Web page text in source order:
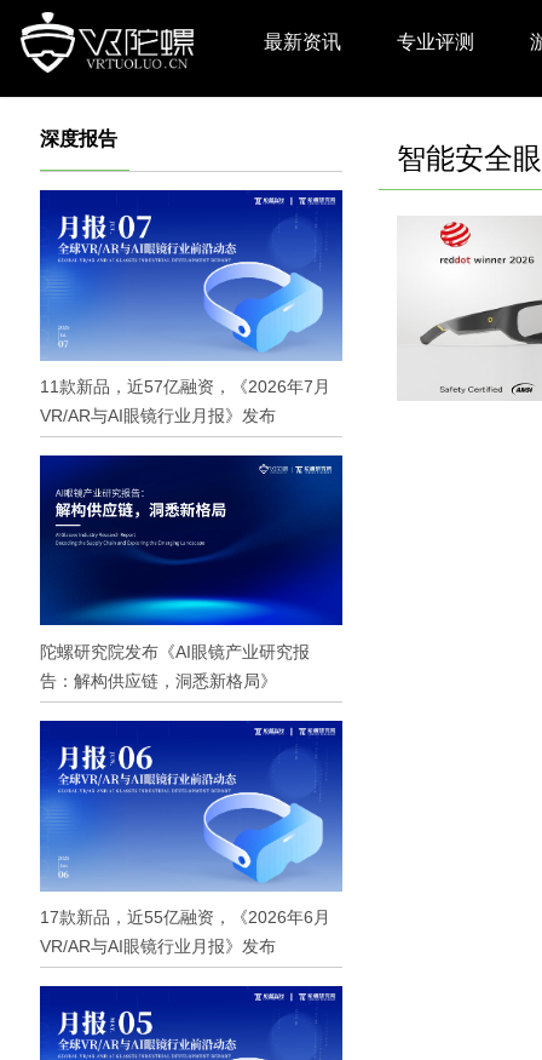
最新资讯 专业评测
深度报告
11款新品，近57亿融资，《2026年7月
VR/AR与AI眼镜行业月报》发布
陀螺研究院发布《AI眼镜产业研究报
告：解构供应链，洞悉新格局》
17款新品，近55亿融资，《2026年6月
VR/AR与AI眼镜行业月报》发布
智能安全